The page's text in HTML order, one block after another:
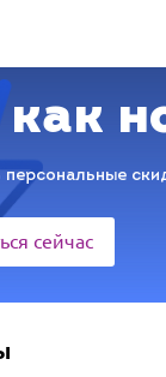
как
сейчас